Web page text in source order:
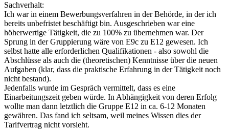
Sachverhalt:
Ich war in einem Bewerbungsverfahren in der Behörde, in der ich
bereits unbefristet beschäftigt bin. Ausgeschrieben war eine
höherwertige Tätigkeit, die zu 100% zu übernehmen war. Der
Sprung in der Gruppierung wäre von E9c zu E12 gewesen. Ich
selbst hatte alle erforderlichen Qualifikationen - also sowohl die
Abschlüsse als auch die (theoretischen) Kenntnisse über die neuen
Aufgaben (klar, dass die praktische Erfahrung in der Tätigkeit noch
nicht bestand).
Jedenfalls wurde im Gespräch vermittelt, dass es eine
Einarbeitungszeit geben würde. In Abhängigkeit von deren Erfolg
wollte man dann letztlich die Gruppe E12 in ca. 6-12 Monaten
gewähren. Das fand ich seltsam, weil meines Wissen dies der
Tarifvertrag nicht vorsieht.